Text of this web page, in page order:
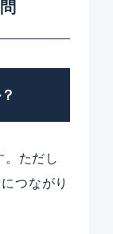
ただし
つながり